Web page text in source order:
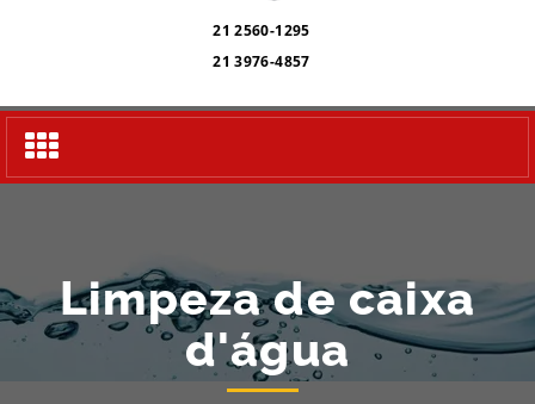
21 2560-1295
21 3976-4857
Alternar
navegação
Limpeza de caixa
d'água